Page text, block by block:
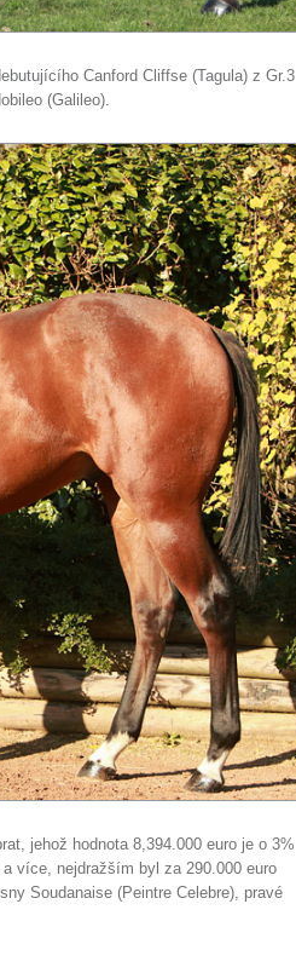
Canford Cliffse (Tagula) z Gr.3
(Galileo).
jehož hodnota 8,394.000 euro je o 3%
více, nejdražším byl za 290.000 euro
Soudanaise (Peintre Celebre), pravé